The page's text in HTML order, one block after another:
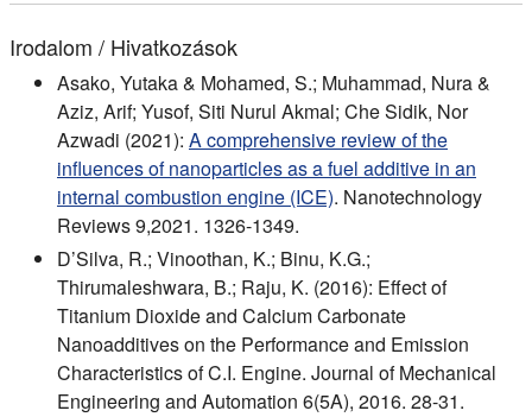
Irodalom / Hivatkozások
Asako, Yutaka & Mohamed, S.; Muhammad, Nura &
Aziz, Arif; Yusof, Siti Nurul Akmal; Che Sidik, Nor
Azwadi (2021): A comprehensive review of the
influences of nanoparticles as a fuel additive in an
internal combustion engine (ICE). Nanotechnology
Reviews 9,2021. 1326-1349.
D’Silva, R.; Vinoothan, K.; Binu, K.G.;
Thirumaleshwara, B.; Raju, K. (2016): Effect of
Titanium Dioxide and Calcium Carbonate
Nanoadditives on the Performance and Emission
Characteristics of C.I. Engine. Journal of Mechanical
Engineering and Automation 6(5A), 2016. 28-31.